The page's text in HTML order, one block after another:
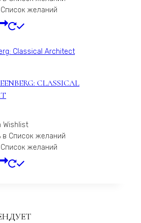
желаний
CLASSICAL
желаний